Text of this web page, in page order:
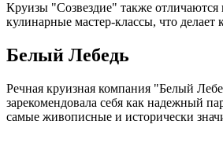
Круизы "Созвездие" также отличаются
кулинарные мастер-классы, что
Белый Лебедь
Речная круизная компания "Белый
зарекомендовала себя как надежный
самые живописные и исторически